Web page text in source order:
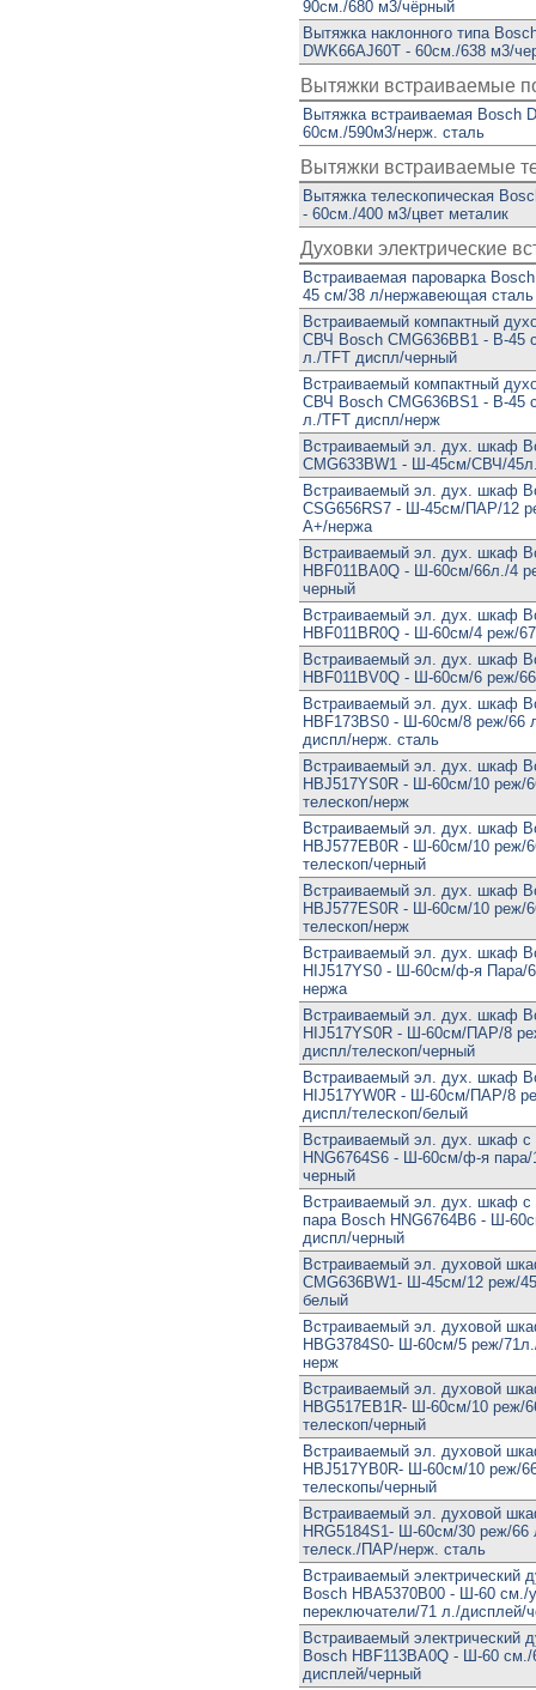
90см./680 м3/чёрный
Вытяжка наклонного типа
DWK66AJ60T - 60см./638 м3/
Вытяжки встраиваемые
Вытяжка встраиваемая Bosch
60см./590м3/нерж. сталь
Вытяжки встраиваемые
Вытяжка телескопическая
- 60см./400 м3/цвет металик
Духовки электрические
Встраиваемая пароварка
45 см/38 л/нержавеющая сталь
Встраиваемый компактный
СВЧ Bosch CMG636BB1 - В-45
л./TFT диспл/черный
Встраиваемый компактный
СВЧ Bosch CMG636BS1 - В-45
л./TFT диспл/нерж
Встраиваемый эл. дух. шкаф
CMG633BW1 - Ш-45см/СВЧ/
Встраиваемый эл. дух. шкаф
CSG656RS7 - Ш-45см/ПАР/12
А+/нержа
Встраиваемый эл. дух. шкаф
HBF011BA0Q - Ш-60см/66л./4
черный
Встраиваемый эл. дух. шкаф
HBF011BR0Q - Ш-60см/4 реж/
Встраиваемый эл. дух. шкаф
HBF011BV0Q - Ш-60см/6 реж/
Встраиваемый эл. дух. шкаф
HBF173BS0 - Ш-60см/8 реж/66
диспл/нерж. сталь
Встраиваемый эл. дух. шкаф
HBJ517YS0R - Ш-60см/10 реж/
телескоп/нерж
Встраиваемый эл. дух. шкаф
HBJ577EB0R - Ш-60см/10 реж/
телескоп/черный
Встраиваемый эл. дух. шкаф
HBJ577ES0R - Ш-60см/10 реж/
телескоп/нерж
Встраиваемый эл. дух. шкаф
HIJ517YS0 - Ш-60см/ф-я Пара/
нержа
Встраиваемый эл. дух. шкаф
HIJ517YS0R - Ш-60см/ПАР/8
диспл/телескоп/черный
Встраиваемый эл. дух. шкаф
HIJ517YW0R - Ш-60см/ПАР/8
диспл/телескоп/белый
Встраиваемый эл. дух. шкаф
HNG6764S6 - Ш-60см/ф-я
черный
Встраиваемый эл. дух. шкаф
пара Bosch HNG6764B6 - Ш-
диспл/черный
Встраиваемый эл. духовой
CMG636BW1- Ш-45см/12 реж/
белый
Встраиваемый эл. духовой
HBG3784S0- Ш-60см/5 реж/
нерж
Встраиваемый эл. духовой
HBG517EB1R- Ш-60см/10 реж/
телескоп/черный
Встраиваемый эл. духовой
HBJ517YB0R- Ш-60см/10 реж/
телескопы/черный
Встраиваемый эл. духовой
HRG5184S1- Ш-60см/30 реж/66
телеск./ПАР/нерж. сталь
Встраиваемый электрический
Bosch HBA5370B00 - Ш-60 см./
переключатели/71 л./дисплей/
Встраиваемый электрический
Bosch HBF113BA0Q - Ш-60
дисплей/черный